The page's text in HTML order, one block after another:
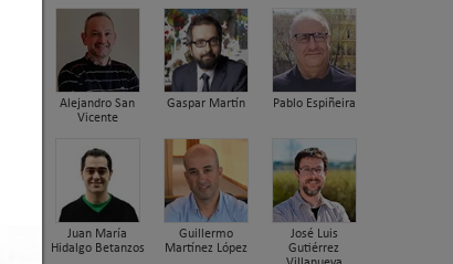
Alejandro San
Vicente
Gaspar Martín Pablo Espiñeira
Juan María
Hidalgo Betanzos
Guillermo
Martínez López
José Luis
Gutiérrez